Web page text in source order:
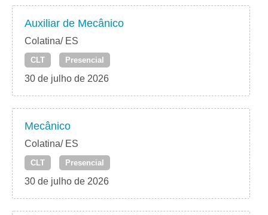
Auxiliar de Mecânico
Colatina/ ES
CLT Presencial
30 de julho de 2026
Mecânico
Colatina/ ES
CLT Presencial
30 de julho de 2026